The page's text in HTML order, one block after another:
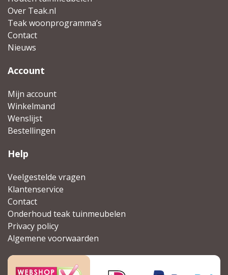
Over Teak.nl
Teak woonprogramma’s
Contact
Nieuws
Account
Mijn account
Winkelmand
Wenslijst
Bestellingen
Help
Veelgestelde vragen
Klantenservice
Contact
Onderhoud teak tuinmeubelen
Privacy policy
Algemene voorwaarden